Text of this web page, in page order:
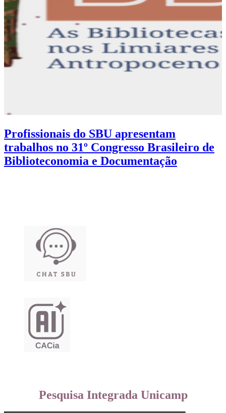
Profissionais do SBU apresentam
trabalhos no 31º Congresso Brasileiro de
Biblioteconomia e Documentação
Pesquisa Integrada Unicamp